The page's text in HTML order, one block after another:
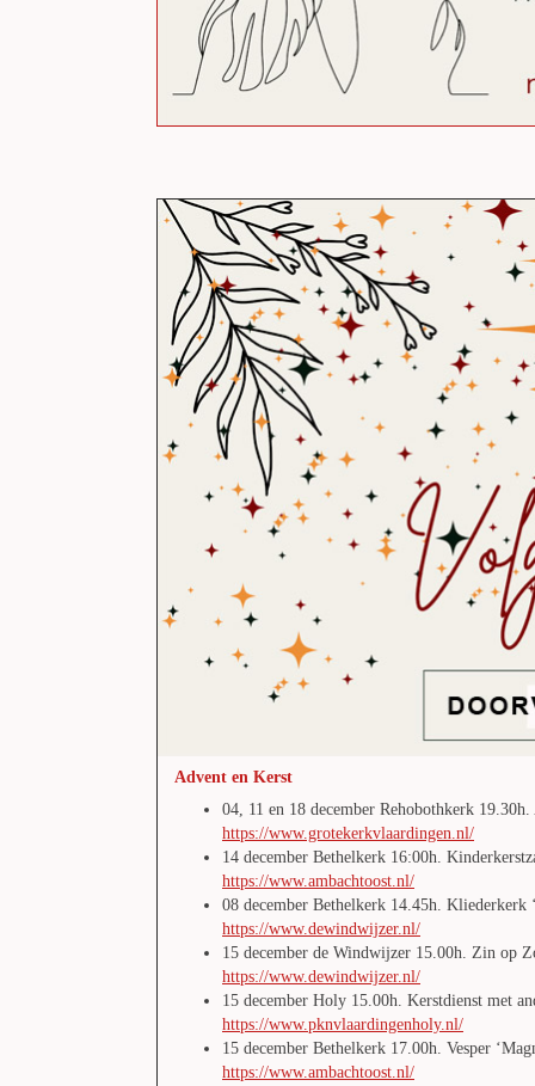
Advent en Kerst
04, 11 en 18 december Rehobothkerk 19.30h.
https://www.grotekerkvlaardingen.nl/
14 december Bethelkerk 16:00h.
https://www.ambachtoost.nl/
08 december Bethelkerk 14.45h. Kliederkerk
https://www.dewindwijzer.nl/
15 december de Windwijzer 15.00h. Zin op
https://www.dewindwijzer.nl/
15 december Holy 15.00h. Kerstdienst met
https://www.pknvlaardingenholy.nl/
15 december Bethelkerk 17.00h. Vesper
https://www.ambachtoost.nl/